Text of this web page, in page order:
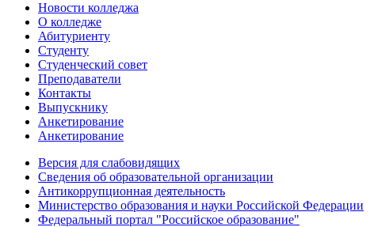
Новости колледжа
О колледже
Абитуриенту
Студенту
Студенческий совет
Преподаватели
Контакты
Выпускнику
Анкетирование
Анкетирование
Версия для слабовидящих
Сведения об образовательной организации
Антикоррупционная деятельность
Министерство образования и науки Российской Федерации
Федеральный портал "Российское образование"